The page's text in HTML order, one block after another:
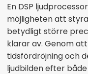
En DSP
möjligheten att
betydligt större
klarar av. Genom
tidsfördröjning och
ljudbilden efter